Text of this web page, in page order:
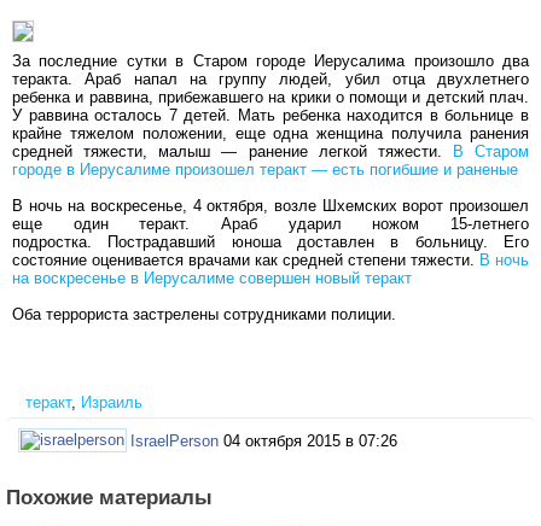
За последние сутки в Старом городе Иерусалима произошло два
теракта. Араб напал на группу людей, убил отца двухлетнего
ребенка и раввина, прибежавшего на крики о помощи и детский плач.
У раввина осталось 7 детей. Мать ребенка находится в больнице в
крайне тяжелом положении, еще одна женщина получила ранения
средней тяжести, малыш — ранение легкой тяжести.
В Старом
городе в Иерусалиме произошел теракт — есть погибшие и раненые
В ночь на воскресенье, 4 октября, возле Шхемских ворот произошел
еще один теракт. Араб ударил ножом 15-летнего
подростка. Пострадавший юноша доставлен в больницу. Его
состояние оценивается врачами как средней степени тяжести. В ночь
на воскресенье в Иерусалиме совершен новый теракт
Оба террориста застрелены сотрудниками полиции.
теракт, Израиль
IsraelPerson 04 октября 2015 в 07:26
Похожие материалы